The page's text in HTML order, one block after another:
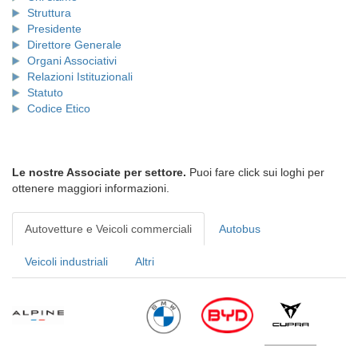
Struttura
Presidente
Direttore Generale
Organi Associativi
Relazioni Istituzionali
Statuto
Codice Etico
Le nostre Associate per settore. Puoi fare click sui loghi per
ottenere maggiori informazioni.
Autovetture e Veicoli commerciali Autobus
Veicoli industriali Altri